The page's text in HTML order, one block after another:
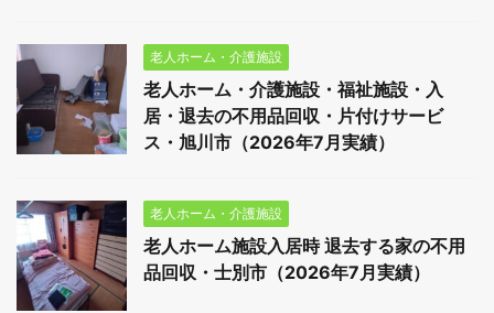
老人ホーム・介護施設
老人ホーム・介護施設・福祉施設・入
居・退去の不用品回収・片付けサービ
ス・旭川市（2026年7月実績）
老人ホーム・介護施設
老人ホーム施設入居時 退去する家の不用
品回収・士別市（2026年7月実績）